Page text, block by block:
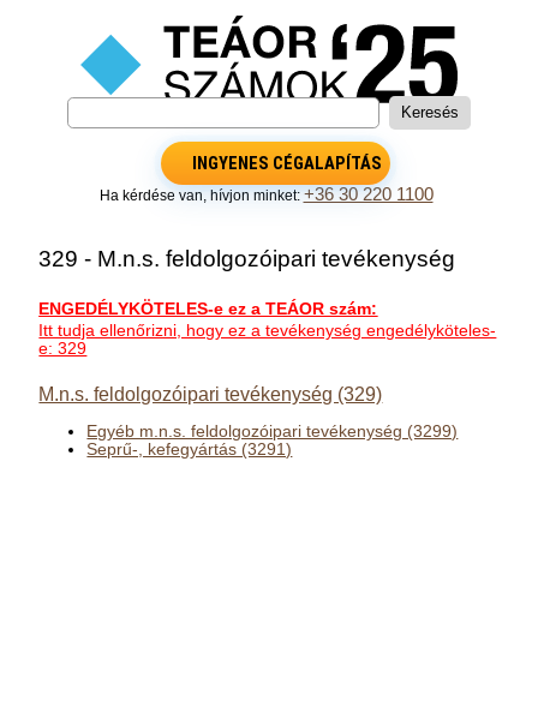
INGYENES CÉGALAPÍTÁS
Ha kérdése van, hívjon minket: +36 30 220 1100
329 - M.n.s. feldolgozóipari tevékenység
ENGEDÉLYKÖTELES-e ez a TEÁOR szám:
Itt tudja ellenőrizni, hogy ez a tevékenység engedélyköteles-
e: 329
M.n.s. feldolgozóipari tevékenység (329)
Egyéb m.n.s. feldolgozóipari tevékenység (3299)
Seprű-, kefegyártás (3291)